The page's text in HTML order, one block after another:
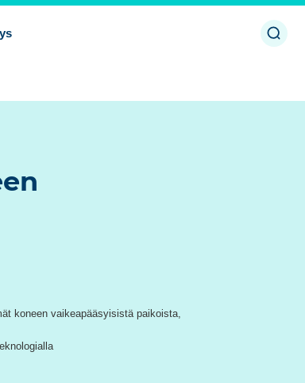
haku
koneen vaikeapääsyisistä paikoista,